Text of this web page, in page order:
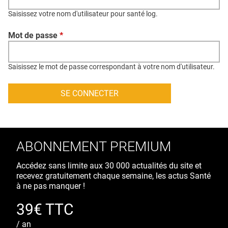
CONTACT
CRÉDITS
Saisissez votre nom d'utilisateur pour santé log.
Mot de passe *
Saisissez le mot de passe correspondant à votre nom d'utilisateur.
ABONNEMENT PREMIUM
Accédez sans limite aux 30 000 actualités du site et
recevez gratuitement chaque semaine, les actus Santé
à ne pas manquer !
39€ TTC
/ an